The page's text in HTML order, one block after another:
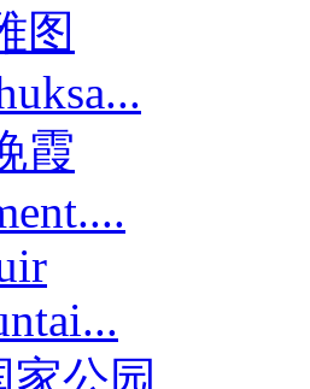
图
霞
家公园